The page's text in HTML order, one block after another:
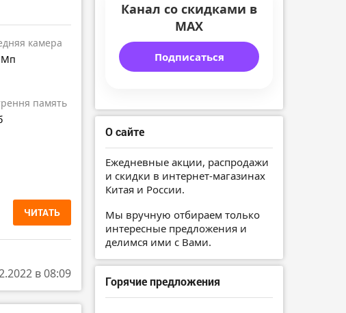
камера
Мп
память
ЧИТАТЬ
в 08:09
Канал со скидками в
MAX
Подписаться
О сайте
Ежедневные акции, распродажи
и скидки в интернет-магазинах
Китая и России.
Мы вручную отбираем только
интересные предложения и
делимся ими с Вами.
Горячие предложения